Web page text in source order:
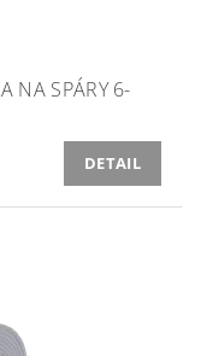
NA SPÁRY 6-
DETAIL